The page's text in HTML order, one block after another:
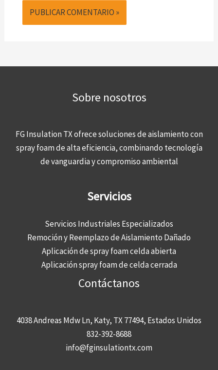
Sobre nosotros
FG Insulation TX ofrece soluciones de aislamiento con
spray foam de alta eficiencia, combinando tecnología
de vanguardia y compromiso ambiental
Servicios
Servicios Industriales Especializados
Remoción y Reemplazo de Aislamiento Dañado
Aplicación de spray foam celda abierta
Aplicación spray foam de celda cerrada
Contáctanos
4038 Andreas Mdw Ln, Katy, TX 77494, Estados Unidos
832-392-8688
info@fginsulationtx.com